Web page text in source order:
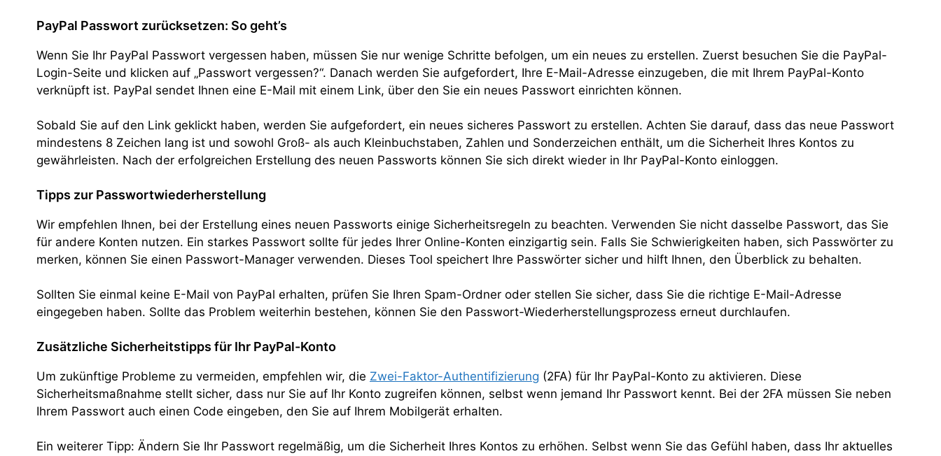
PayPal Passwort zurücksetzen: So geht’s
Wenn Sie Ihr PayPal Passwort vergessen haben, müssen Sie nur wenige Schritte befolgen, um ein neues zu erstellen. Zuerst besuchen Sie die PayPal-
Login-Seite und klicken auf „Passwort vergessen?“. Danach werden Sie aufgefordert, Ihre E-Mail-Adresse einzugeben, die mit Ihrem PayPal-Konto
verknüpft ist. PayPal sendet Ihnen eine E-Mail mit einem Link, über den Sie ein neues Passwort einrichten können.
Sobald Sie auf den Link geklickt haben, werden Sie aufgefordert, ein neues sicheres Passwort zu erstellen. Achten Sie darauf, dass das neue Passwort
mindestens 8 Zeichen lang ist und sowohl Groß- als auch Kleinbuchstaben, Zahlen und Sonderzeichen enthält, um die Sicherheit Ihres Kontos zu
gewährleisten. Nach der erfolgreichen Erstellung des neuen Passworts können Sie sich direkt wieder in Ihr PayPal-Konto einloggen.
Tipps zur Passwortwiederherstellung
Wir empfehlen Ihnen, bei der Erstellung eines neuen Passworts einige Sicherheitsregeln zu beachten. Verwenden Sie nicht dasselbe Passwort, das Sie
für andere Konten nutzen. Ein starkes Passwort sollte für jedes Ihrer Online-Konten einzigartig sein. Falls Sie Schwierigkeiten haben, sich Passwörter zu
merken, können Sie einen Passwort-Manager verwenden. Dieses Tool speichert Ihre Passwörter sicher und hilft Ihnen, den Überblick zu behalten.
Sollten Sie einmal keine E-Mail von PayPal erhalten, prüfen Sie Ihren Spam-Ordner oder stellen Sie sicher, dass Sie die richtige E-Mail-Adresse
eingegeben haben. Sollte das Problem weiterhin bestehen, können Sie den Passwort-Wiederherstellungsprozess erneut durchlaufen.
Zusätzliche Sicherheitstipps für Ihr PayPal-Konto
Um zukünftige Probleme zu vermeiden, empfehlen wir, die Zwei-Faktor-Authentifizierung (2FA) für Ihr PayPal-Konto zu aktivieren. Diese
Sicherheitsmaßnahme stellt sicher, dass nur Sie auf Ihr Konto zugreifen können, selbst wenn jemand Ihr Passwort kennt. Bei der 2FA müssen Sie neben
Ihrem Passwort auch einen Code eingeben, den Sie auf Ihrem Mobilgerät erhalten.
Ein weiterer Tipp: Ändern Sie Ihr Passwort regelmäßig, um die Sicherheit Ihres Kontos zu erhöhen. Selbst wenn Sie das Gefühl haben, dass Ihr aktuelles